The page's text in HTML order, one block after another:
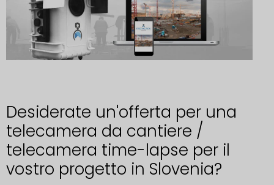
Desiderate un'offerta per una
telecamera da cantiere /
telecamera time-lapse per il
vostro progetto in Slovenia?